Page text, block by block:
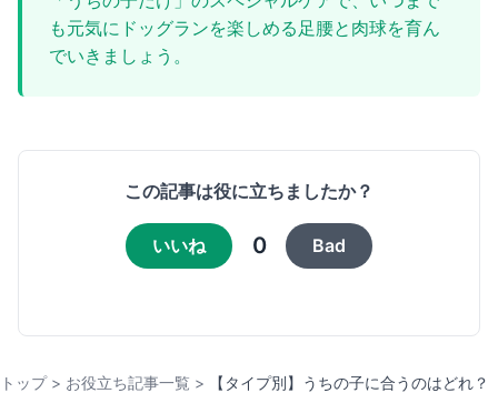
も元気にドッグランを楽しめる足腰と肉球を育ん
でいきましょう。
この記事は役に立ちましたか？
いいね 0 Bad
トップ > お役立ち記事一覧 >
【タイプ別】うちの子に合うのはどれ？